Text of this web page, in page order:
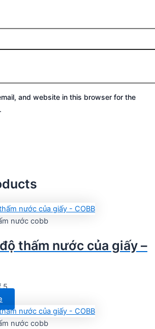
and website in this browser for the
nước cobb
thấm nước của giấy –
5
nước cobb